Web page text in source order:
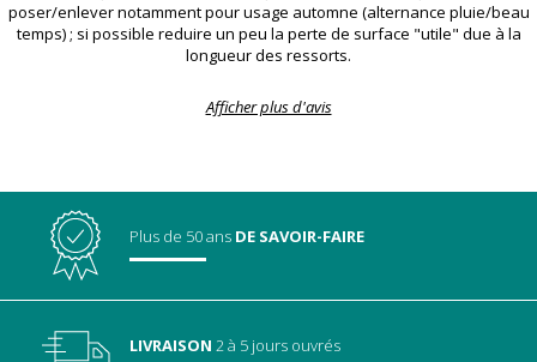
poser/enlever notamment pour usage automne (alternance pluie/beau
temps) ; si possible reduire un peu la perte de surface "utile" due à la
longueur des ressorts.
Afficher plus d'avis
Plus de 50 ans DE SAVOIR-FAIRE
LIVRAISON 2 à 5 jours ouvrés